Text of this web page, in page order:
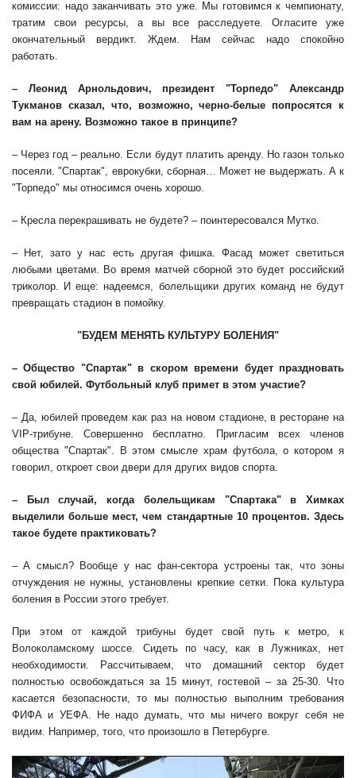
комиссии: надо заканчивать это уже. Мы готовимся к чемпионату,
тратим свои ресурсы, а вы все расследуете. Огласите уже
окончательный вердикт. Ждем. Нам сейчас надо спокойно
работать.
– Леонид Арнольдович, президент "Торпедо" Александр
Тукманов сказал, что, возможно, черно-белые попросятся к
вам на арену. Возможно такое в принципе?
– Через год – реально. Если будут платить аренду. Но газон только
посеяли. "Спартак", еврокубки, сборная… Может не выдержать. А к
"Торпедо" мы относимся очень хорошо.
– Кресла перекрашивать не будете? – поинтересовался Мутко.
– Нет, зато у нас есть другая фишка. Фасад может светиться
любыми цветами. Во время матчей сборной это будет российский
триколор. И еще: надеемся, болельщики других команд не будут
превращать стадион в помойку.
"БУДЕМ МЕНЯТЬ КУЛЬТУРУ БОЛЕНИЯ"
– Общество "Спартак" в скором времени будет праздновать
свой юбилей. Футбольный клуб примет в этом участие?
– Да, юбилей проведем как раз на новом стадионе, в ресторане на
VIP-трибуне. Совершенно бесплатно. Пригласим всех членов
общества "Спартак". В этом смысле храм футбола, о котором я
говорил, откроет свои двери для других видов спорта.
– Был случай, когда болельщикам "Спартака" в Химках
выделили больше мест, чем стандартные 10 процентов. Здесь
такое будете практиковать?
– А смысл? Вообще у нас фан-сектора устроены так, что зоны
отчуждения не нужны, установлены крепкие сетки. Пока культура
боления в России этого требует.
При этом от каждой трибуны будет свой путь к метро, к
Волоколамскому шоссе. Сидеть по часу, как в Лужниках, нет
необходимости. Рассчитываем, что домашний сектор будет
полностью освобождаться за 15 минут, гостевой – за 25-30. Что
касается безопасности, то мы полностью выполним требования
ФИФА и УЕФА. Не надо думать, что мы ничего вокруг себя не
видим. Например, того, что произошло в Петербурге.